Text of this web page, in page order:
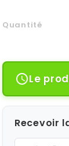
Quantité
Le
Recevoir